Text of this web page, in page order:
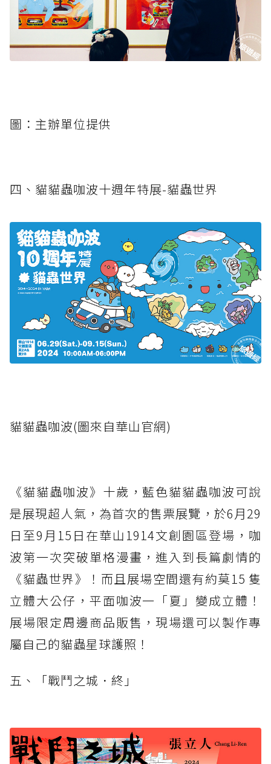
圖：主辦單位提供
四、貓貓蟲咖波十週年特展-貓蟲世界
貓貓蟲咖波(圖來自華山官網)
《貓貓蟲咖波》十歲，藍色貓貓蟲咖波可說
是展現超人氣，為首次的售票展覽，於6月29
日至9月15日在華山1914文創園區登場，咖
波第一次突破單格漫畫，進入到長篇劇情的
《貓蟲世界》！而且展場空間還有約莫15 隻
立體大公仔，平面咖波一「夏」變成立體！
展場限定周邊商品販售，現場還可以製作專
屬自己的貓蟲星球護照！
五、「戰鬥之城．終」